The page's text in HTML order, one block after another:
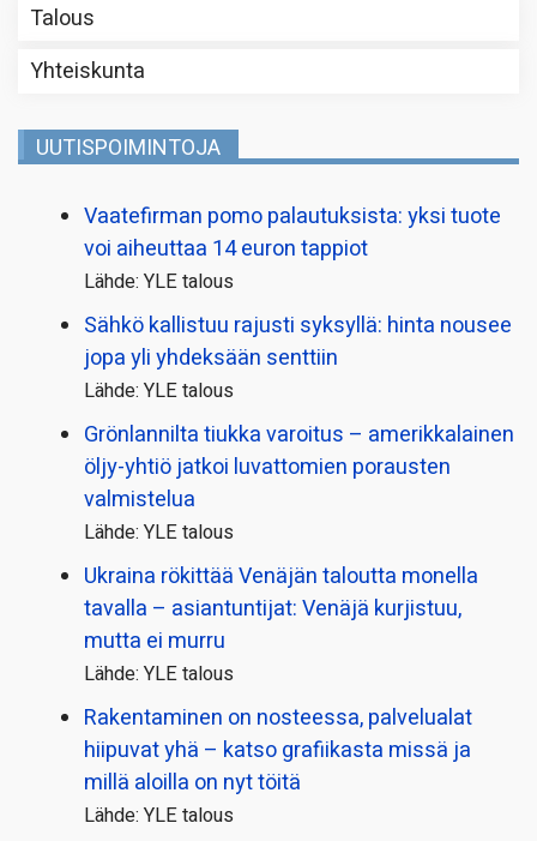
Talous
Yhteiskunta
UUTISPOIMINTOJA
Vaatefirman pomo palautuksista: yksi tuote
voi aiheuttaa 14 euron tappiot
Lähde: YLE talous
Sähkö kallistuu rajusti syksyllä: hinta nousee
jopa yli yhdeksään senttiin
Lähde: YLE talous
Grönlannilta tiukka varoitus – amerikkalainen
öljy-yhtiö jatkoi luvattomien porausten
valmistelua
Lähde: YLE talous
Ukraina rökittää Venäjän taloutta monella
tavalla – asiantuntijat: Venäjä kurjistuu,
mutta ei murru
Lähde: YLE talous
Rakentaminen on nosteessa, palvelualat
hiipuvat yhä – katso grafiikasta missä ja
millä aloilla on nyt töitä
Lähde: YLE talous